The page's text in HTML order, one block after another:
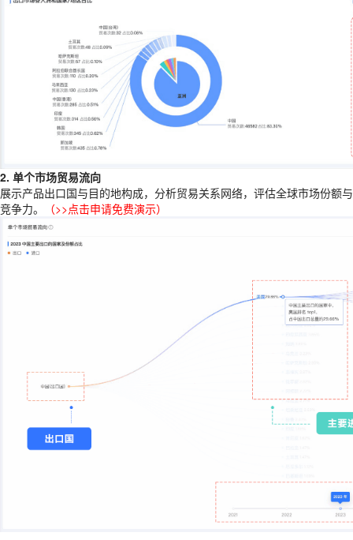
2. 单个市场贸易流向
展示产品出口国与目的地构成，分析贸易关系网络，评估全球市场份额与
竞争力。
（>>点击申请免费演示）